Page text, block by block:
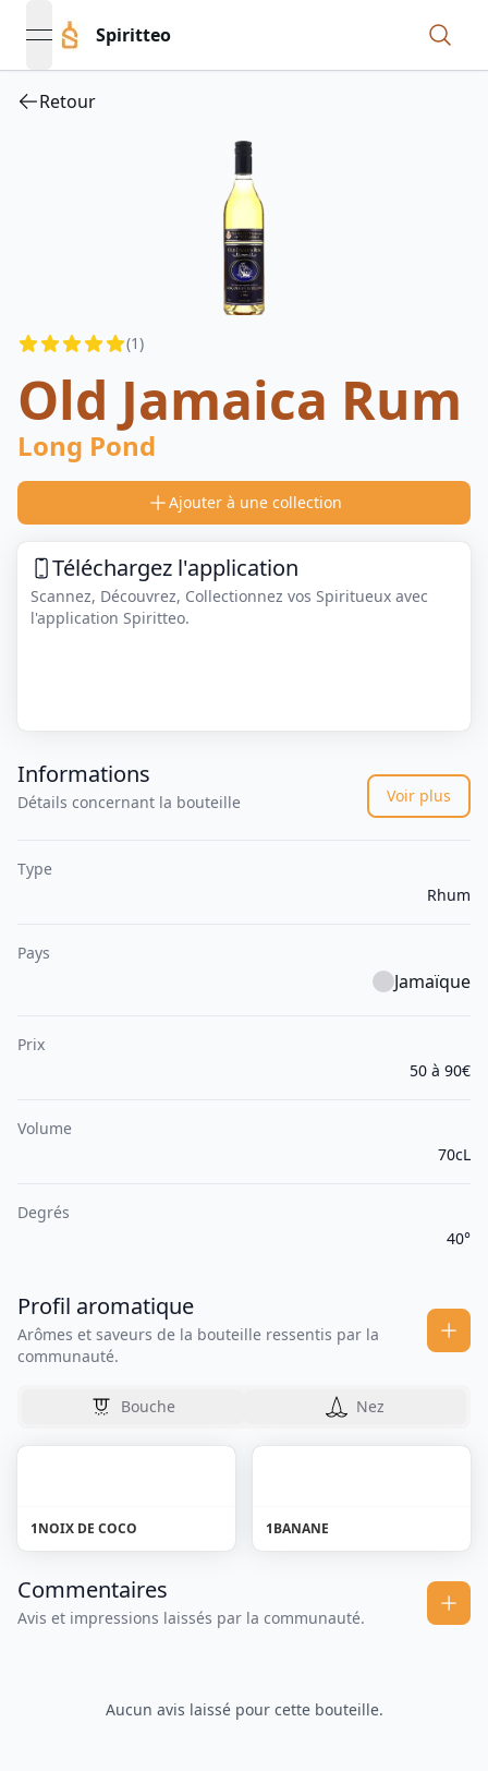
open navigation menu
Spiritteo
Retour
Reviews (1)
Old Jamaica Rum
Long Pond
Ajouter à une collection
Téléchargez l'application
Scannez, Découvrez, Collectionnez vos Spiritueux avec
l'application Spiritteo.
Informations
Détails concernant la bouteille Voir plus
Type
Rhum
Pays
Jamaïque
Prix
50 à 90€
Volume
70cL
Degrés
40°
Profil aromatique
Arômes et saveurs de la bouteille ressentis par la
communauté.
Bouche Nez
1NOIX DE COCO 1BANANE
Commentaires
Avis et impressions laissés par la communauté.
Aucun avis laissé pour cette bouteille.